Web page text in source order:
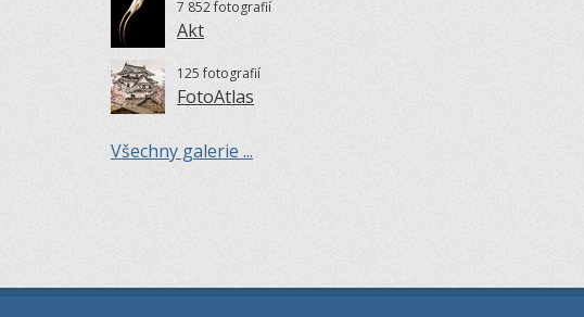
7 852 fotografií
Akt
125 fotografií
FotoAtlas
Všechny galerie ...